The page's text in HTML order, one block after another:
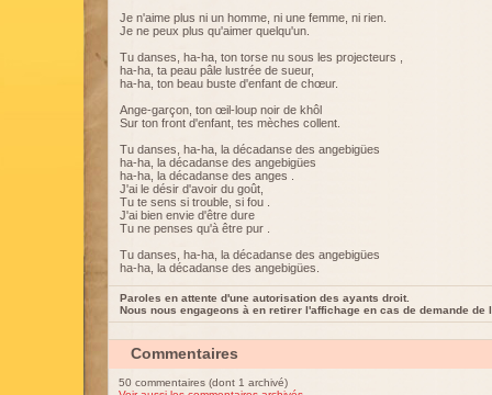
Je n'aime plus ni un homme, ni une femme, ni rien.
Je ne peux plus qu'aimer quelqu'un.
Tu danses, ha-ha, ton torse nu sous les projecteurs ,
ha-ha, ta peau pâle lustrée de sueur,
ha-ha, ton beau buste d'enfant de chœur.
Ange-garçon, ton œil-loup noir de khôl
Sur ton front d'enfant, tes mèches collent.
Tu danses, ha-ha, la décadanse des angebigües
ha-ha, la décadanse des angebigües
ha-ha, la décadanse des anges .
J'ai le désir d'avoir du goût,
Tu te sens si trouble, si fou .
J'ai bien envie d'être dure
Tu ne penses qu'à être pur .
Tu danses, ha-ha, la décadanse des angebigües
ha-ha, la décadanse des angebigües.
Paroles en attente d'une autorisation des ayants droit.
Nous nous engageons à en retirer l'affichage en cas de demande de
Commentaires
50 commentaires (dont 1 archivé)